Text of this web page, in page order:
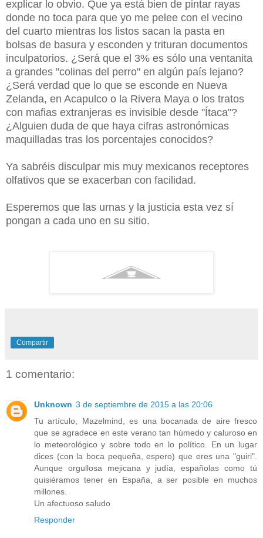
explicar lo obvio. Que ya está bien de pintar rayas
donde no toca para que yo me pelee con el vecino
del cuarto mientras los listos sacan la pasta en
bolsas de basura y esconden y trituran documentos
inculpatorios. ¿Será que el 3% es sólo una ventanita
a grandes "colinas del perro" en algún país lejano?
¿Será verdad que lo que se esconde en Nueva
Zelanda, en Acapulco o la Rivera Maya o los tratos
con mafias extranjeras es invisible desde "Ítaca"?
¿Alguien duda de que haya cifras astronómicas
maquilladas tras los porcentajes conocidos?
Ya sabréis disculpar mis muy mexicanos receptores
olfativos que se exacerban con facilidad.
Esperemos que las urnas y la justicia esta vez sí
pongan a cada uno en su sitio.
Compartir
1 comentario:
Unknown 3 de septiembre de 2015 a las 20:06
Tu artículo, Mazelmind, es una bocanada de aire fresco
que se agradece en este verano tan húmedo y caluroso en
lo meteorológico y sobre todo en lo político. En un lugar
dices (con la boca pequeña, espero) que eres una "guiri".
Aunque orgullosa mejicana y judía, españolas como tú
quisiéramos tener en España, a ser posible en muchos
millones.
Un afectuoso saludo
Responder